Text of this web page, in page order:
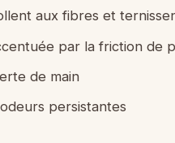
aux fibres et
par la friction de
de main
persistantes